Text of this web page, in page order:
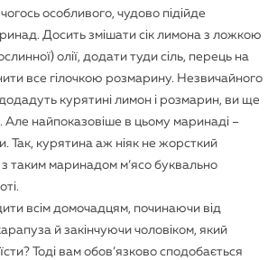
особливого, чудово підійде
Досить змішати сік лимона з ложкою
олії, додати туди сіль, перець на
все гілочкою розмарину. Незвичайного
курятині лимон і розмарин, ви ще
Але найпоказовіше в цьому маринаді –
Так, курятина аж ніяк не жорсткий
таким маринадом м’ясо буквально
всім домочадцям, починаючи від
й закінчуючи чоловіком, який
Тоді вам обов’язково сподобається